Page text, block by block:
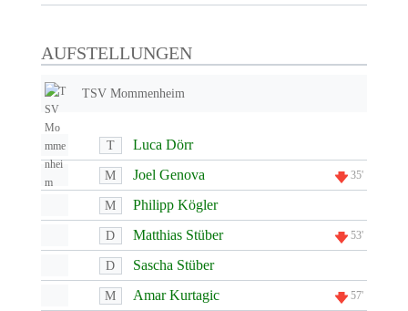
AUFSTELLUNGEN
TSV Mommenheim
T Luca Dörr
M Joel Genova 35'
M Philipp Kögler
D Matthias Stüber 53'
D Sascha Stüber
M Amar Kurtagic 57'